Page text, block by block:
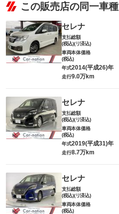
この販売店の同一車種
セレナ
支払総額
(税込)(リ済込)
車両本体価格
(税込)
年式2014(平成26)年
走行9.0万km
セレナ
支払総額
(税込)(リ済込)
車両本体価格
(税込)
年式2019(平成31)年
走行8.7万km
セレナ
支払総額
(税込)(リ済込)
車両本体価格
(税込)